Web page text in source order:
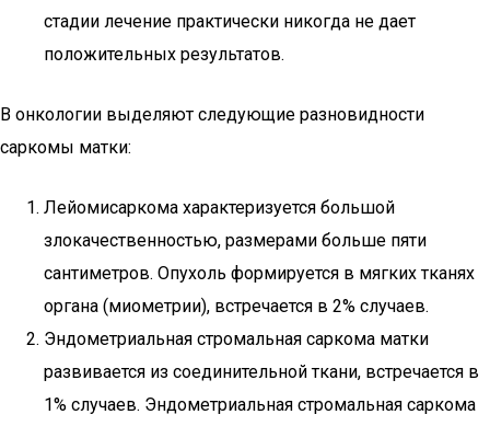
стадии лечение практически никогда не дает
положительных результатов.
В онкологии выделяют следующие разновидности
саркомы матки:
Лейомисаркома характеризуется большой
злокачественностью, размерами больше пяти
сантиметров. Опухоль формируется в мягких тканях
органа (миометрии), встречается в 2% случаев.
Эндометриальная стромальная саркома матки
развивается из соединительной ткани, встречается в
1% случаев. Эндометриальная стромальная саркома